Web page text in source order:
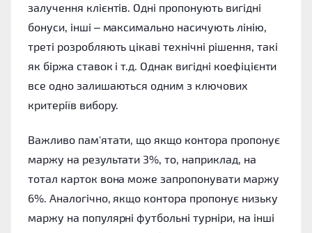
залучення клієнтів. Одні пропонують вигідні
бонуси, інші – максимально насичують лінію,
треті розробляють цікаві технічні рішення, такі
як біржа ставок і т.д. Однак вигідні коефіцієнти
все одно залишаються одним з ключових
критеріїв вибору.
Важливо пам'ятати, що якщо контора пропонує
маржу на результати 3%, то, наприклад, на
тотал карток вона може запропонувати маржу
6%. Аналогічно, якщо контора пропонує низьку
маржу на популярні футбольні турніри, на інші